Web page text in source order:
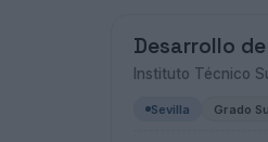
Desarrollo
Instituto Técnico
Sevilla Grado